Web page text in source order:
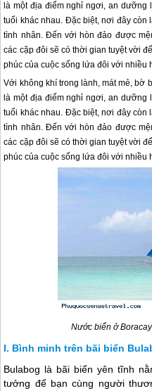
là một địa điểm nghỉ ngơi, an dưỡng
tuổi khác nhau. Đặc biệt, nơi đây còn
tình nhân. Đến với hòn đảo được
các cặp đôi sẽ có thời gian tuyệt vời
phúc của cuộc sống lứa đôi với nhiều
Với không khí trong lành, mát mẻ, bờ
là một địa điểm nghỉ ngơi, an dưỡng
tuổi khác nhau. Đặc biệt, nơi đây còn
tình nhân. Đến với hòn đảo được
các cặp đôi sẽ có thời gian tuyệt vời
phúc của cuộc sống lứa đôi với nhiều
Nước biển ở
Bình minh trên bãi biển
Bulabog là bãi biển yên tĩnh
tưởng để bạn cùng người